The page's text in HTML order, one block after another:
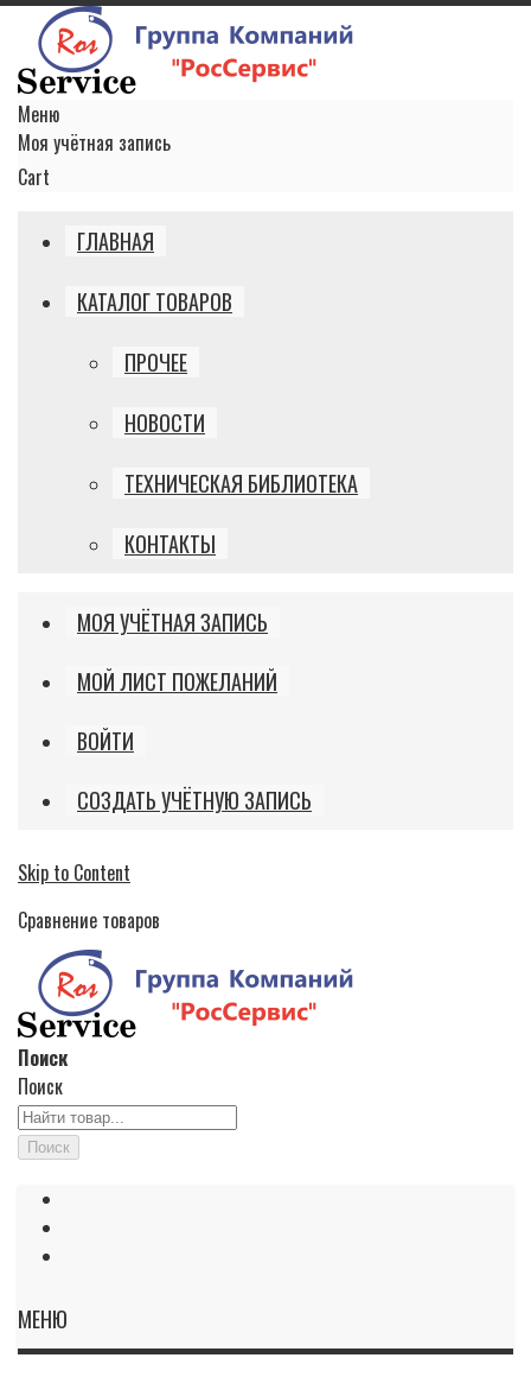
Меню
Моя учётная запись
Cart
ГЛАВНАЯ
КАТАЛОГ ТОВАРОВ
ПРОЧЕЕ
НОВОСТИ
ТЕХНИЧЕСКАЯ БИБЛИОТЕКА
КОНТАКТЫ
МОЯ УЧЁТНАЯ ЗАПИСЬ
МОЙ ЛИСТ ПОЖЕЛАНИЙ
ВОЙТИ
СОЗДАТЬ УЧЁТНУЮ ЗАПИСЬ
Skip to Content
Сравнение товаров
Поиск
Поиск
Поиск
МЕНЮ